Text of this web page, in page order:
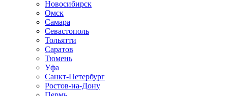
Новосибирск
Омск
Самара
Севастополь
Тольятти
Саратов
Тюмень
Уфа
Санкт-Петербург
Ростов-на-Дону